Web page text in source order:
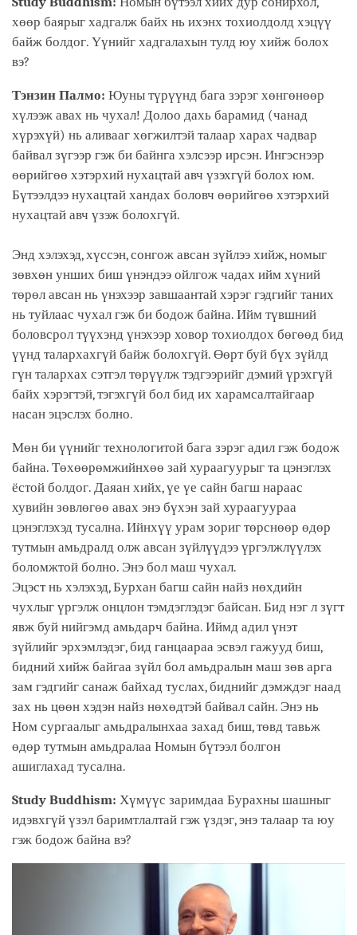
хөөр баярыг хадгалж байх нь ихэнх тохиолдолд хэцүү
байж болдог. Үүнийг хадгалахын тулд юу хийж болох
вэ?
Тэнзин Палмо: Юуны түрүүнд бага зэрэг хөнгөнөөр
хүлээж авах нь чухал! Долоо дахь барамид (чанад
хүрэхүй) нь аливааг хөгжилтэй талаар харах чадвар
байвал зүгээр гэж би байнга хэлсээр ирсэн. Ингэснээр
өөрийгөө хэтэрхий нухацтай авч үзэхгүй болох юм.
Бүтээлдээ нухацтай хандах боловч өөрийгөө хэтэрхий
нухацтай авч үзэж болохгүй.
Энд хэлэхэд, хүссэн, сонгож авсан зүйлээ хийж, номыг
зөвхөн унших биш үнэндээ ойлгож чадах ийм хүний
төрөл авсан нь үнэхээр завшаантай хэрэг гэдгийг таних
нь туйлаас чухал гэж би бодож байна. Ийм түвшний
боловсрол түүхэнд үнэхээр ховор тохиолдох бөгөөд бид
үүнд талархахгүй байж болохгүй. Өөрт буй бүх зүйлд
гүн талархах сэтгэл төрүүлж тэдгээрийг дэмий үрэхгүй
байх хэрэгтэй, тэгэхгүй бол бид их харамсалтайгаар
насан эцэслэх болно.
Мөн би үүнийг технологитой бага зэрэг адил гэж бодож
байна. Төхөөрөмжийнхөө зай хураагуурыг та цэнэглэх
ёстой болдог. Даяан хийх, үе үе сайн багш нараас
хувийн зөвлөгөө авах энэ бүхэн зай хураагуураа
цэнэглэхэд тусална. Ийнхүү урам зориг төрснөөр өдөр
тутмын амьдралд олж авсан зүйлүүдээ үргэлжлүүлэх
боломжтой болно. Энэ бол маш чухал.
Эцэст нь хэлэхэд, Бурхан багш сайн найз нөхдийн
чухлыг үргэлж онцлон тэмдэглэдэг байсан. Бид нэг л зүгт
явж буй нийгэмд амьдарч байна. Иймд адил үнэт
зүйлийг эрхэмлэдэг, бид ганцаараа эсвэл гажууд биш,
бидний хийж байгаа зүйл бол амьдралын маш зөв арга
зам гэдгийг санаж байхад туслах, биднийг дэмждэг наад
зах нь цөөн хэдэн найз нөхөдтэй байвал сайн. Энэ нь
Ном сургаалыг амьдралынхаа захад биш, төвд тавьж
өдөр тутмын амьдралаа Номын бүтээл болгон
ашиглахад тусална.
Study Buddhism: Хүмүүс заримдаа Бурахны шашныг
идэвхгүй үзэл баримтлалтай гэж үздэг, энэ талаар та юу
гэж бодож байна вэ?